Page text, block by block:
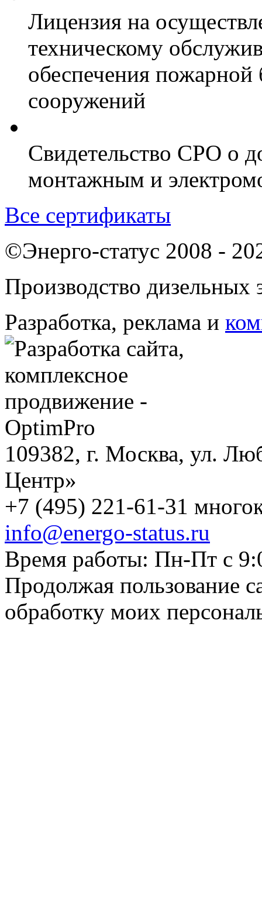
Лицензия на
техническому
обеспечения пожарной
сооружений
Свидетельство СРО о
монтажным и
Все сертификаты
©Энерго-статус 2008 -
Производство дизельных
Разработка, реклама и
109382, г. Москва, ул.
Центр»
+7 (495) 221-61-31
info@energo-status.ru
Время работы: Пн-Пт с
Продолжая пользование
обработку моих